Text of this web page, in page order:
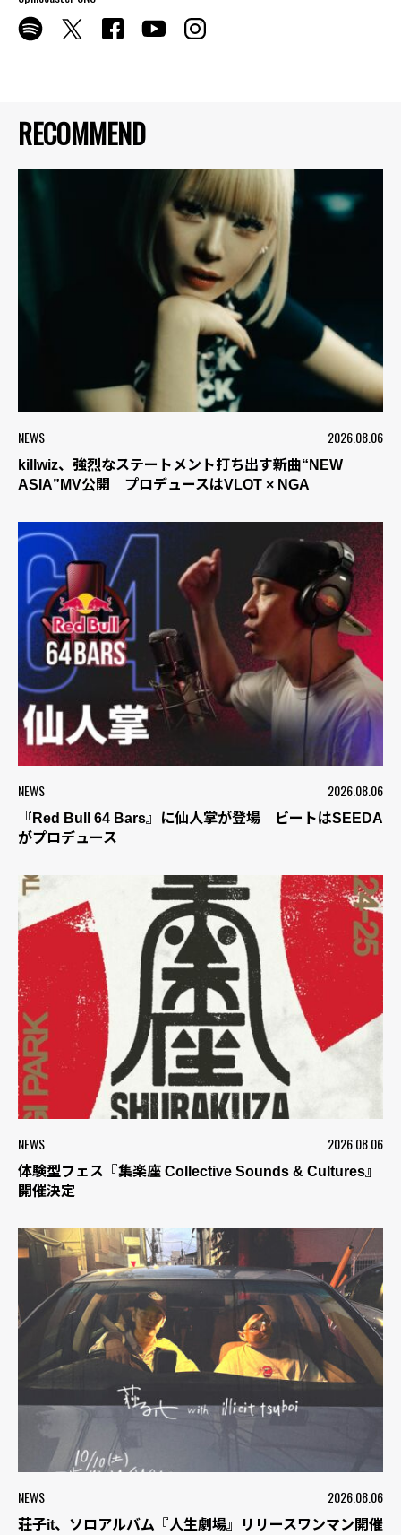
RECOMMEND
NEWS 2026.08.06
killwiz、強烈なステートメント打ち出す新曲“NEW
ASIA”MV公開 プロデュースはVLOT × NGA
NEWS 2026.08.06
『Red Bull 64 Bars』に仙人掌が登場 ビートはSEEDA
がプロデュース
NEWS 2026.08.06
体験型フェス『集楽座 Collective Sounds & Cultures』
開催決定
NEWS 2026.08.06
荘子it、ソロアルバム『人生劇場』リリースワンマン開催